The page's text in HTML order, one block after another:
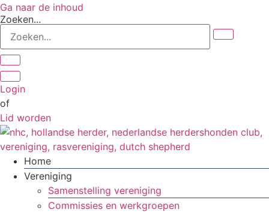
Ga naar de inhoud
Zoeken...
Login
of
Lid worden
Home
Vereniging
Samenstelling vereniging
Commissies en werkgroepen